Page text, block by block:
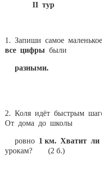
II тур
1. Запиши самое
все цифры были
разными.
(1
2. Коля идёт быстрым
От дома до школы
ровно 1 км. Хватит ли
урокам? (2 б.)